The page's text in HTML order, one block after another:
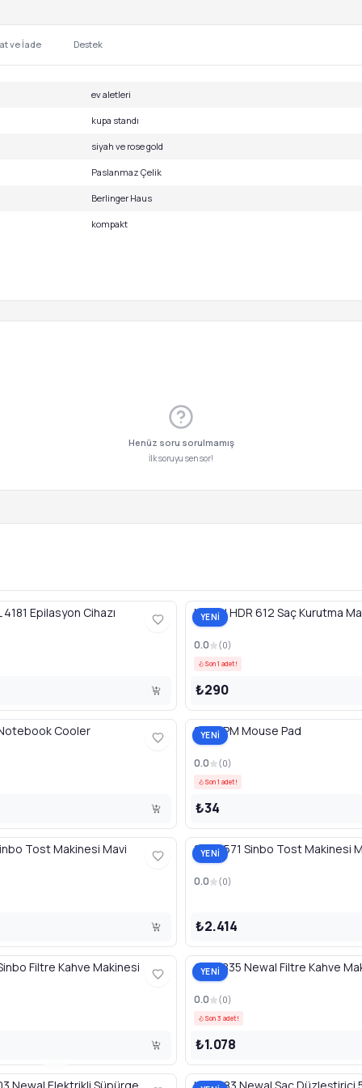
ve İade Destek
ev aletleri
kupa standı
siyah ve rose gold
Paslanmaz Çelik
Berlinger Haus
kompakt
Henüz soru sorulmamış
İlk soruyu sen sor!
Epilasyon Cihazı YENİ
Newal HDR 612 Saç Kurutma
0.0 (0)
Son 1 adet!
₺290
Cooler YENİ
8258 PM Mouse Pad
0.0 (0)
Son 1 adet!
₺34
Tost Makinesi Mavi YENİ
SSM2571 Sinbo Tost Makinesi
0.0 (0)
₺2.414
Filtre Kahve Makinesi YENİ
COF3835 Newal Filtre Kahve
0.0 (0)
Son 3 adet!
₺1.078